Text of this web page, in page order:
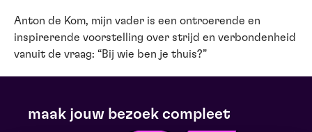
Anton de Kom, mijn vader is een ontroerende en
inspirerende voorstelling over strijd en verbondenheid
vanuit de vraag: “Bij wie ben je thuis?”
maak jouw bezoek compleet